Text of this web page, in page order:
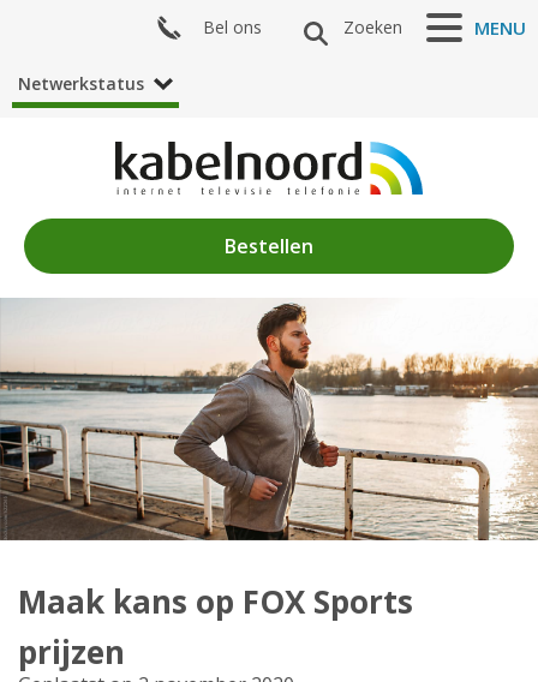
Algemeen
Acties
Zenderaanbod
Bestellen
MENU
Zoeken
Bel ons
Netwerkstatus
Maak kans op FOX Sports
prijzen